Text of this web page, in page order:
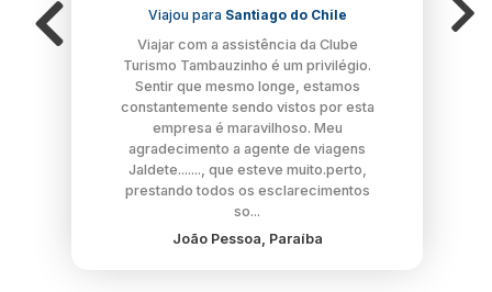
Viajou para Santiago do Chile
Viajar com a assistência da Clube
Turismo Tambauzinho é um privilégio.
Sentir que mesmo longe, estamos
constantemente sendo vistos por esta
empresa é maravilhoso. Meu
agradecimento a agente de viagens
Jaldete......., que esteve muito.perto,
prestando todos os esclarecimentos
so...
João Pessoa, Paraíba